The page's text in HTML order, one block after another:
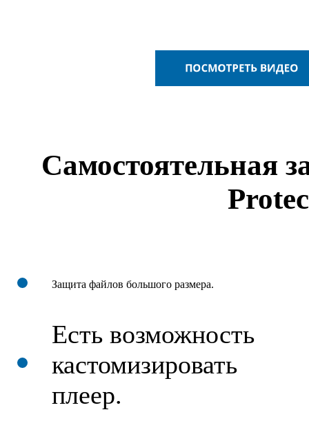
Cамостоятельная
Защита файлов большого размера.
Есть возможность
кастомизировать
плеер.